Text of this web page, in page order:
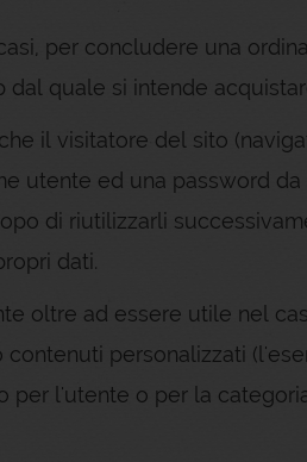
per concludere una
dal quale si intende
il visitatore del sito
utente ed una password
di riutilizzarli
dati.
oltre ad essere utile nel
contenuti personalizzati
per l'utente o per la